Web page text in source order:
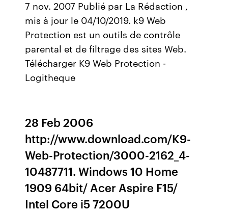
7 nov. 2007 Publié par La Rédaction ,
mis à jour le 04/10/2019. k9 Web
Protection est un outils de contrôle
parental et de filtrage des sites Web.
Télécharger K9 Web Protection -
Logitheque
28 Feb 2006
http://www.download.com/K9-
Web-Protection/3000-2162_4-
10487711. Windows 10 Home
1909 64bit/ Acer Aspire F15/
Intel Core i5 7200U